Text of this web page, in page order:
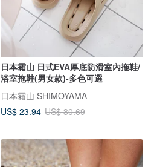
日本霜山 日式EVA厚底防滑室內拖鞋/
浴室拖鞋(男女款)-多色可選
日本霜山 SHIMOYAMA
US$ 23.94 US$ 30.69